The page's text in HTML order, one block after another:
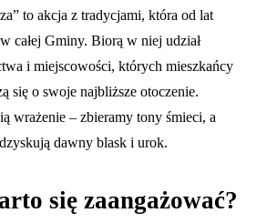
to akcja z tradycjami, która od lat
całej Gminy. Biorą w niej udział
i miejscowości, których mieszkańcy
się o swoje najbliższe otoczenie.
wrażenie – zbieramy tony śmieci, a
dawny blask i urok.
się zaangażować?